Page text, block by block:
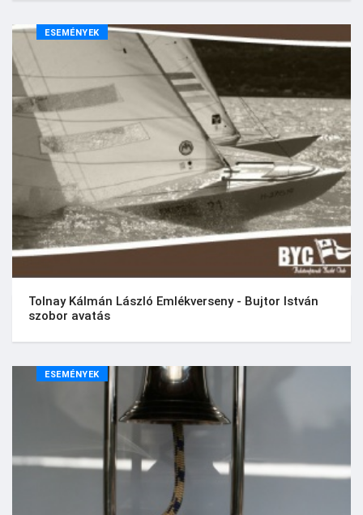
ESEMÉNYEK
Tolnay Kálmán László Emlékverseny - Bujtor István
szobor avatás
ESEMÉNYEK